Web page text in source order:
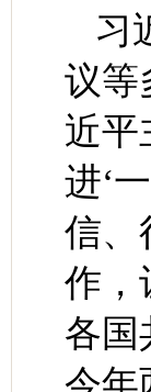
习
议等
近平
进‘
信、
作，
各国
今年